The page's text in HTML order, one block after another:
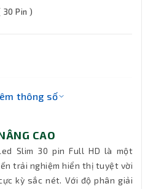
30 Pin )
thông số
CAO
Slim 30 pin Full HD là một
trải nghiệm hiển thị tuyệt vời
kỳ sắc nét. Với độ phân giải